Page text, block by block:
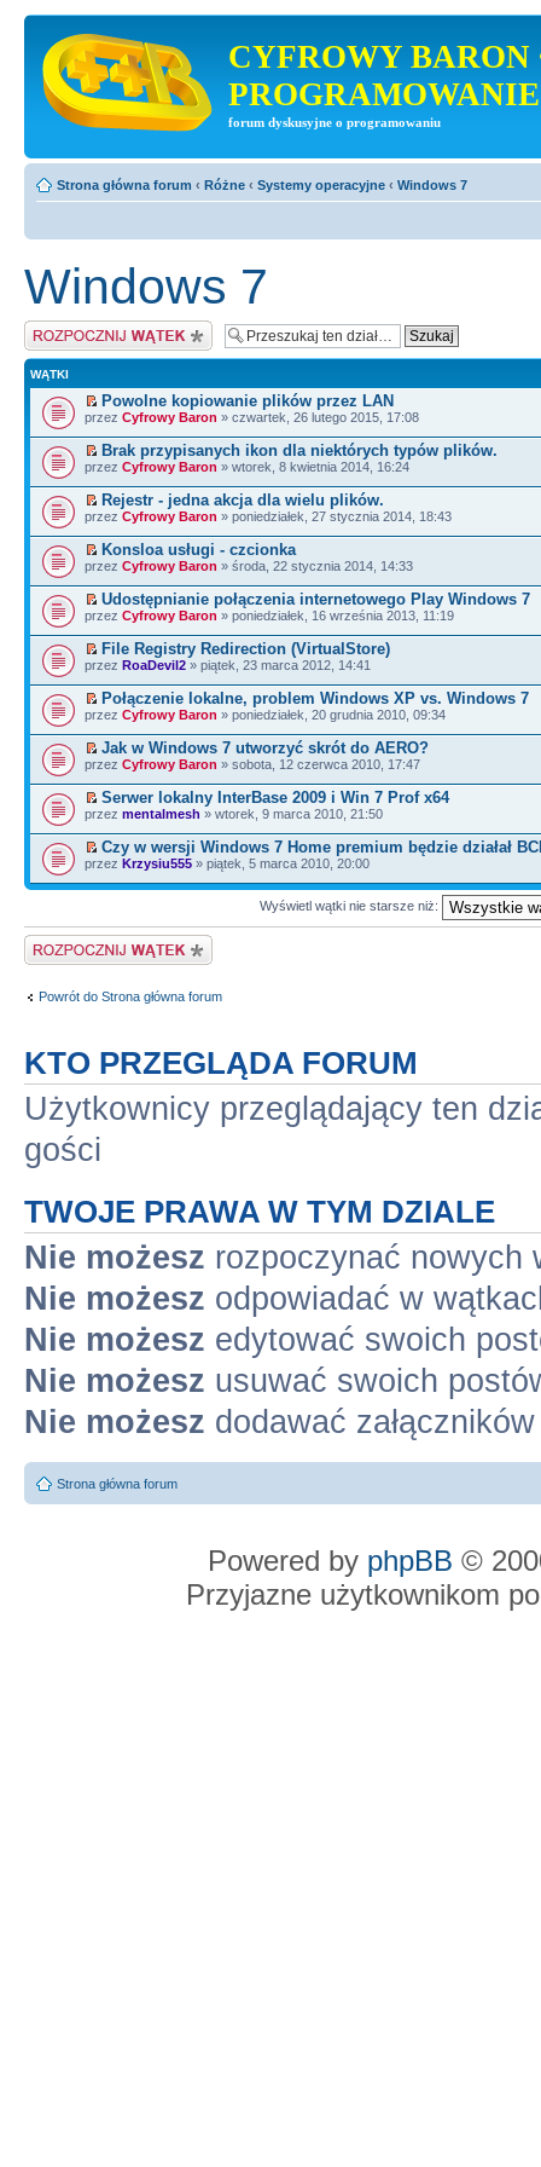
CYFROWY BARON
PROGRAMOWANIE
forum dyskusyjne o programowaniu
Strona główna forum ‹ Różne ‹ Systemy operacyjne ‹ Windows 7
Windows 7
Napisz wątek
WĄTKI
Powolne kopiowanie plików przez LAN
przez Cyfrowy Baron » czwartek, 26 lutego 2015, 17:08
Brak przypisanych ikon dla niektórych typów plików.
przez Cyfrowy Baron » wtorek, 8 kwietnia 2014, 16:24
Rejestr - jedna akcja dla wielu plików.
przez Cyfrowy Baron » poniedziałek, 27 stycznia 2014, 18:43
Konsloa usługi - czcionka
przez Cyfrowy Baron » środa, 22 stycznia 2014, 14:33
Udostępnianie połączenia internetowego Play Windows 7
przez Cyfrowy Baron » poniedziałek, 16 września 2013, 11:19
File Registry Redirection (VirtualStore)
przez RoaDevil2 » piątek, 23 marca 2012, 14:41
Połączenie lokalne, problem Windows XP vs. Windows 7
przez Cyfrowy Baron » poniedziałek, 20 grudnia 2010, 09:34
Jak w Windows 7 utworzyć skrót do AERO?
przez Cyfrowy Baron » sobota, 12 czerwca 2010, 17:47
Serwer lokalny InterBase 2009 i Win 7 Prof x64
przez mentalmesh » wtorek, 9 marca 2010, 21:50
Czy w wersji Windows 7 Home premium będzie działał
przez Krzysiu555 » piątek, 5 marca 2010, 20:00
Wyświetl wątki nie starsze niż:
Napisz wątek
Powrót do Strona główna forum
KTO PRZEGLĄDA FORUM
Użytkownicy przeglądający ten
gości
TWOJE PRAWA W TYM DZIALE
Nie możesz rozpoczynać nowych
Nie możesz odpowiadać w
Nie możesz edytować swoich
Nie możesz usuwać swoich
Nie możesz dodawać załączników
Strona główna forum
Powered by phpBB ©
Przyjazne użytkownikom